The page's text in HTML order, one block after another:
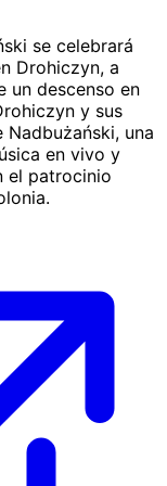
se celebrará
Drohiczyn, a
un descenso en
y sus
una
en vivo y
el patrocinio